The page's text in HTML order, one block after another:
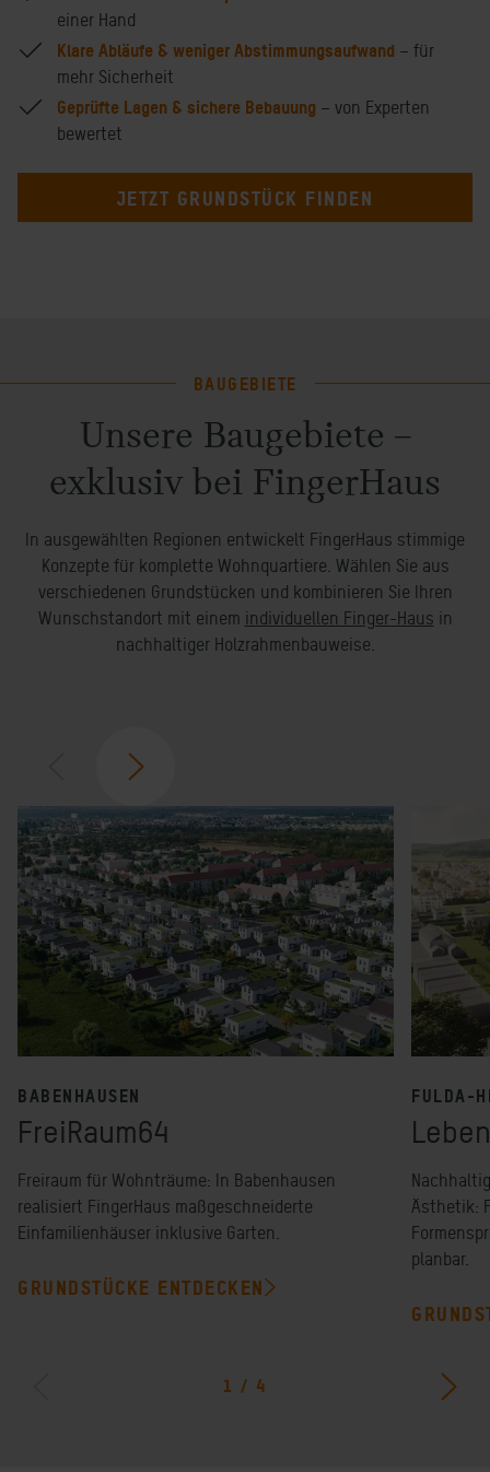
einer Hand
Klare Abläufe & weniger Abstimmungsaufwand – für
mehr Sicherheit
Geprüfte Lagen & sichere Bebauung – von Experten
bewertet
JETZT GRUNDSTÜCK FINDEN
BAUGEBIETE
Unsere Baugebiete –
exklusiv bei FingerHaus
In ausgewählten Regionen entwickelt FingerHaus stimmige
Konzepte für komplette Wohnquartiere. Wählen Sie aus
verschiedenen Grundstücken und kombinieren Sie Ihren
Wunschstandort mit einem individuellen Finger-Haus in
nachhaltiger Holzrahmenbauweise.
FreiRaum64
BABENHAUSEN
Freiraum für Wohnträume: In Babenhausen
realisiert FingerHaus maßgeschneiderte
Einfamilienhäuser inklusive Garten.
GRUNDSTÜCKE ENTDECKEN
FULDA-
Ästhetik:
planbar.
1 / 4